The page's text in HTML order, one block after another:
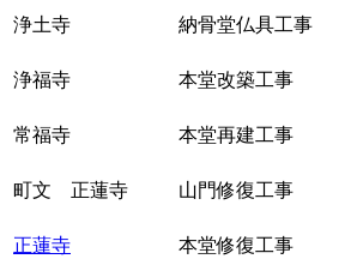
浄土寺 納骨堂仏具工事
浄福寺 本堂改築工事
常福寺 本堂再建工事
町文 正蓮寺 山門修復工事
正蓮寺 本堂修復工事